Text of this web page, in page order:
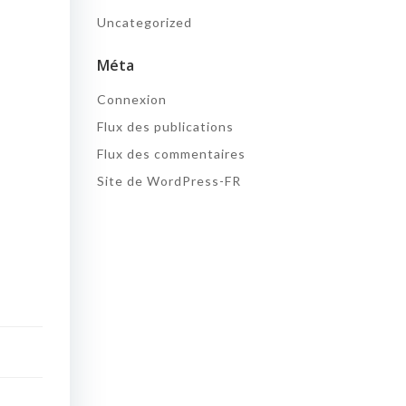
Uncategorized
Méta
Connexion
Flux des publications
Flux des commentaires
Site de WordPress-FR